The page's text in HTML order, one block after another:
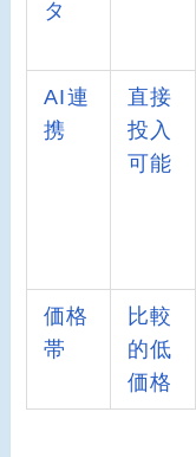
タ
AI連
携
直接
投入
可能
価格
帯
比較
的低
価格